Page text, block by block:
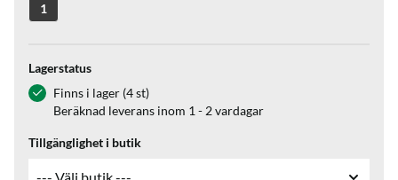
1
Lagerstatus
Finns i lager (4 st)
Beräknad leverans inom 1 - 2 vardagar
Tillgänglighet i butik